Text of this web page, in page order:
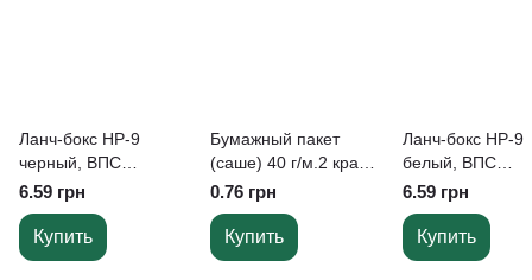
Ланч-бокс НР-9
черный, ВПС
190x150x60 мм,
(250шт/уп)
6.59 грн
Купить
Бумажный пакет
(саше) 40 г/м.2 крафт
220х200х40
0.76 грн
Купить
Ланч-бокс НР-9
белый, ВПС
190x150x60 мм,
(250шт/уп)
6.59 грн
Купить